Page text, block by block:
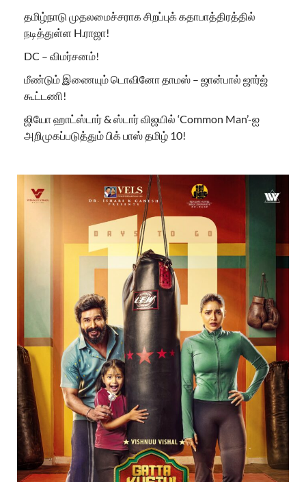
தமிழ்நாடு முதலமைச்சராக சிறப்புக் கதாபாத்திரத்தில்
நடித்துள்ள H.ராஜா!
DC – விமர்சனம்!
மீண்டும் இணையும் டொவினோ தாமஸ் – ஜான்பால் ஜார்ஜ்
கூட்டணி!
ஜியோ ஹாட்ஸ்டார் & ஸ்டார் விஜயில் ‘Common Man’-ஐ
அறிமுகப்படுத்தும் பிக் பாஸ் தமிழ் 10!